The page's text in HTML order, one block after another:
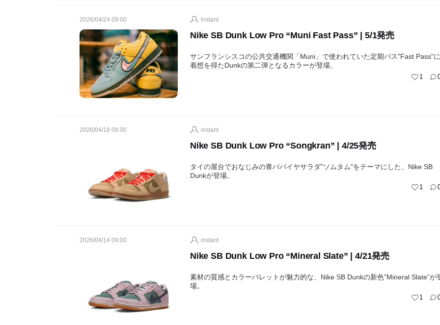
2026/04/24 09:00 instant
Nike SB Dunk Low Pro “Muni Fast Pass” | 5/1発売
サンフランシスコの公共交通機関「Muni」で使われていた定期パス"Fast Pass"に
着想を得たDunkの第二弾となるカラーが登場。
1
2026/04/18 09:00 instant
Nike SB Dunk Low Pro “Songkran” | 4/25発売
タイの屋台でおなじみの青パパイヤサラダ"ソムタム"をテーマにした、Nike SB
Dunkが登場。
1
2026/04/14 09:00 instant
Nike SB Dunk Low Pro “Mineral Slate” | 4/21発売
素材の質感とカラーパレットが魅力的な、Nike SB Dunkの新色”Mineral Slate”が
場。
1